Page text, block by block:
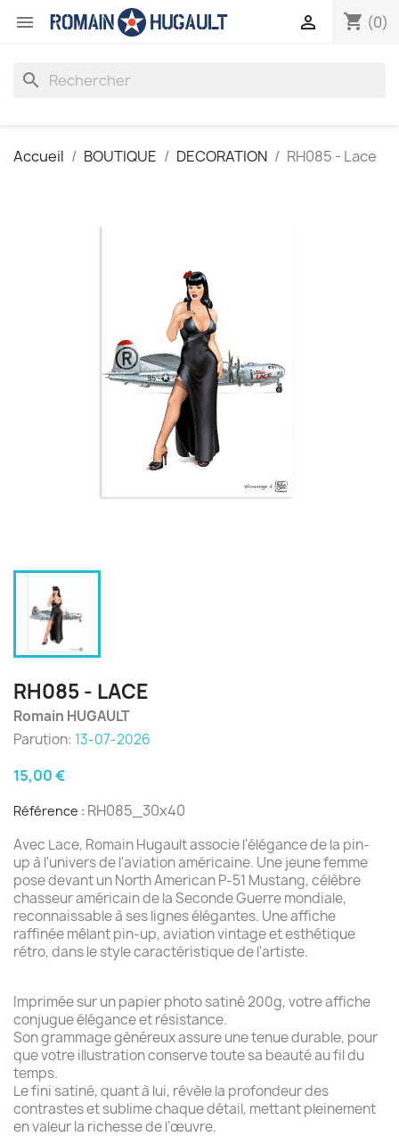
 shopping_cart (0)

search
Accueil BOUTIQUE DECORATION RH085 - Lace
RH085 - LACE
Romain HUGAULT
Parution: 13-07-2026
15,00 €
Référence : RH085_30x40
Avec Lace, Romain Hugault associe l'élégance de la pin-
up à l'univers de l'aviation américaine. Une jeune femme
pose devant un North American P-51 Mustang, célèbre
chasseur américain de la Seconde Guerre mondiale,
reconnaissable à ses lignes élégantes. Une affiche
raffinée mêlant pin-up, aviation vintage et esthétique
rétro, dans le style caractéristique de l'artiste.
Imprimée sur un papier photo satiné 200g, votre affiche
conjugue élégance et résistance.
Son grammage généreux assure une tenue durable, pour
que votre illustration conserve toute sa beauté au fil du
temps.
Le fini satiné, quant à lui, révèle la profondeur des
contrastes et sublime chaque détail, mettant pleinement
en valeur la richesse de l’œuvre.